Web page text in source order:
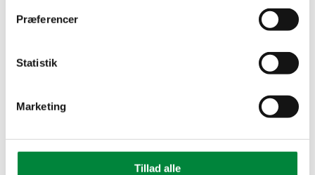
Præferencer
Statistik
Marketing
Tillad alle